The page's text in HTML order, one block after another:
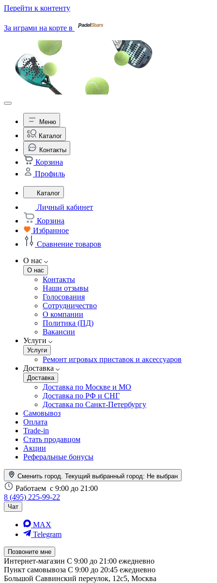
Перейти к контенту
За играми на корте в
Меню
Каталог
Контакты
Корзина
Профиль
Каталог
Личный кабинет
Корзина
Избранное
Сравнение товаров
О нас
О нас
Контакты
Наши отзывы
Голосования
Сотрудничество
О компании
Политика (ПД)
Вакансии
Услуги
Услуги
Ремонт игровых приставок и аксессуаров
Доставка
Доставка
Доставка по Москве и МО
Доставка по РФ и СНГ
Доставка по Санкт-Петербургу
Самовывоз
Оплата
Trade-in
Стать продавцом
Акции
Реферальные бонусы
Сменить город. Текущий выбранный город: Не выбран
Работаем с 9:00 до 21:00
8 (495) 225-99-22
Чат
MAX
Telegram
Позвоните мне
Интернет-магазин С 9:00 до 21:00 ежедневно
Пункт самовывоза С 9:00 до 20:45 ежедневно
Большой Саввинский переулок, 12с5, Москва